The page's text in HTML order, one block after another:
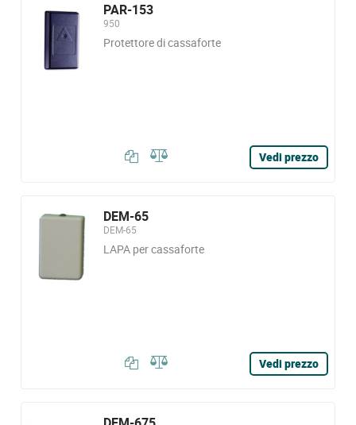
PAR-153
950
Protettore di cassaforte
Vedi prezzo
DEM-65
DEM-65
LAPA per cassaforte
Vedi prezzo